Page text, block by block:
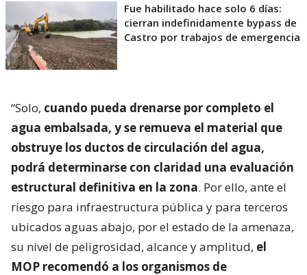
Fue habilitado hace solo 6 días:
cierran indefinidamente bypass de
Castro por trabajos de emergencia
“Solo, cuando pueda drenarse por completo el
agua embalsada, y se remueva el material que
obstruye los ductos de circulación del agua,
podrá determinarse con claridad una evaluación
estructural definitiva en la zona. Por ello, ante el
riesgo para infraestructura pública y para terceros
ubicados aguas abajo, por el estado de la amenaza,
su nivel de peligrosidad, alcance y amplitud, el
MOP recomendó a los organismos de